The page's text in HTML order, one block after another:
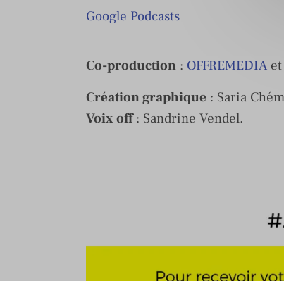
Google Podcasts
Co-production : OFFREMEDIA
Création graphique : Saria
Voix off: Sandrine Vendel.